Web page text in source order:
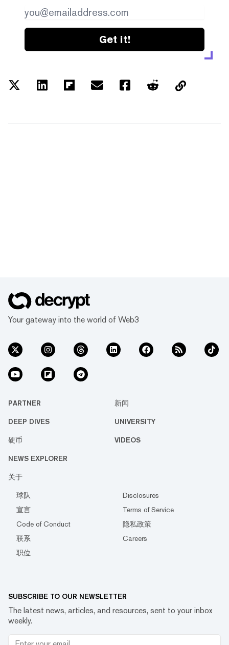
Get it!
Your gateway into the world of Web3
PARTNER 新闻
DEEP DIVES UNIVERSITY
硬币 VIDEOS
NEWS EXPLORER
关于
球队
Disclosures
宣言
Terms of Service
Code of Conduct
隐私政策
联系
Careers
职位
SUBSCRIBE TO OUR NEWSLETTER
The latest news, articles, and resources, sent to your inbox
weekly.